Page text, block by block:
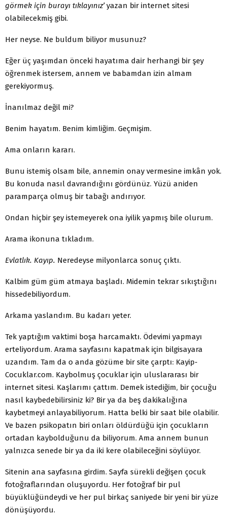
görmek için burayı tıklayınız’yazan bir internet sitesi
olabilecekmiş gibi.
Her neyse. Ne buldum biliyor musunuz?
Eğer üç yaşımdan önceki hayatıma dair herhangi bir şey
öğrenmek istersem, annem ve babamdan izin almam
gerekiyormuş.
İnanılmaz değil mi?
Benim hayatım. Benim kimliğim. Geçmişim.
Ama onların kararı.
Bunu istemiş olsam bile, annemin onay vermesine imkân yok.
Bu konuda nasıl davrandığını gördünüz. Yüzü aniden
paramparça olmuş bir tabağı andırıyor.
Ondan hiçbir şey istemeyerek ona iyilik yapmış bile olurum.
Arama ikonuna tıkladım.
Evlatlık. Kayıp. Neredeyse milyonlarca sonuç çıktı.
Kalbim güm güm atmaya başladı. Midemin tekrar sıkıştığını
hissedebiliyordum.
Arkama yaslandım. Bu kadarı yeter.
Tek yaptığım vaktimi boşa harcamaktı. Ödevimi yapmayı
erteliyordum. Arama sayfasını kapatmak için bilgisayara
uzandım. Tam da o anda gözüme bir site çarptı: Kayip-
Cocuklar.com. Kaybolmuş çocuklar için uluslararası bir
internet sitesi. Kaşlarımı çattım. Demek istediğim, bir çocuğu
nasıl kaybedebilirsiniz ki? Bir ya da beş dakikalığına
kaybetmeyi anlayabiliyorum. Hatta belki bir saat bile olabilir.
Ve bazen psikopatın biri onları öldürdüğü için çocukların
ortadan kaybolduğunu da biliyorum. Ama annem bunun
yalnızca senede bir ya da iki kere olabileceğini söylüyor.
Sitenin ana sayfasına girdim. Sayfa sürekli değişen çocuk
fotoğraflarından oluşuyordu. Her fotoğraf bir pul
büyüklüğündeydi ve her pul birkaç saniyede bir yeni bir yüze
dönüşüyordu.